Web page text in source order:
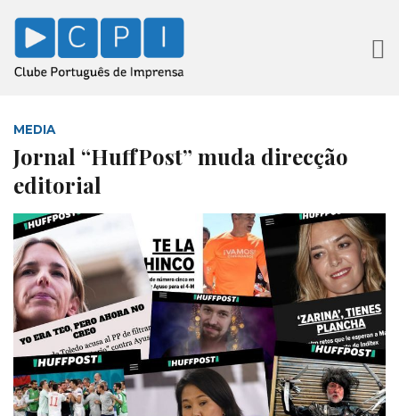
MEDIA
Jornal “HuffPost” muda direcção
editorial